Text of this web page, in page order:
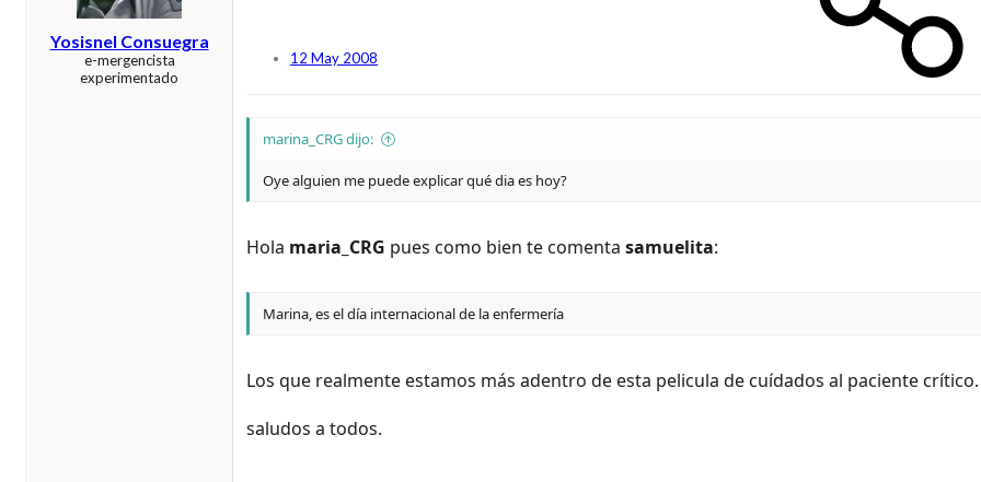
Yosisnel Consuegra
e-mergencista
experimentado
12 May 2008
marina_CRG dijo:
Oye alguien me puede explicar qué dia es hoy?
Hola maria_CRG pues como bien te comenta samuelita:
Marina, es el día internacional de la enfermería
Los que realmente estamos más adentro de esta pelicula de cuídados al paciente crítico.
saludos a todos.